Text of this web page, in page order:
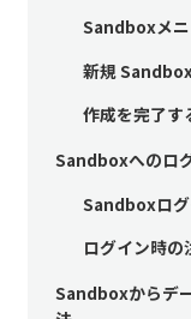
Sandboxメ
新規
作成を完了す
Sandboxへのロ
Sandboxログ
ログイン時の
Sandboxからデ